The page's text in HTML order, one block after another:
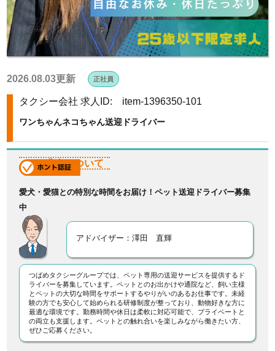
2026.08.03更新 正社員
タクシー会社 求人ID: item-1396350-101
ワンちゃんネコちゃん送迎ドライバー
この求人について
愛犬・愛猫との特別な時間をお届け！ペット送迎ドライバー募集
中
アドバイザー：澤田 直輝
つばめタクシーグループでは、ペット専用の送迎サービスを提供するド
ライバーを募集しています。ペットとのお出かけや通院など、飼い主様
とペットの大切な時間をサポートするやりがいのあるお仕事です。未経
験の方でも安心して始められる研修制度が整っており、動物好きな方に
最適な環境です。勤務時間や休日は柔軟に対応可能で、プライベートと
の両立も支援します。ペットとの触れ合いを楽しみながら働きたい方、
ぜひご応募ください。
k